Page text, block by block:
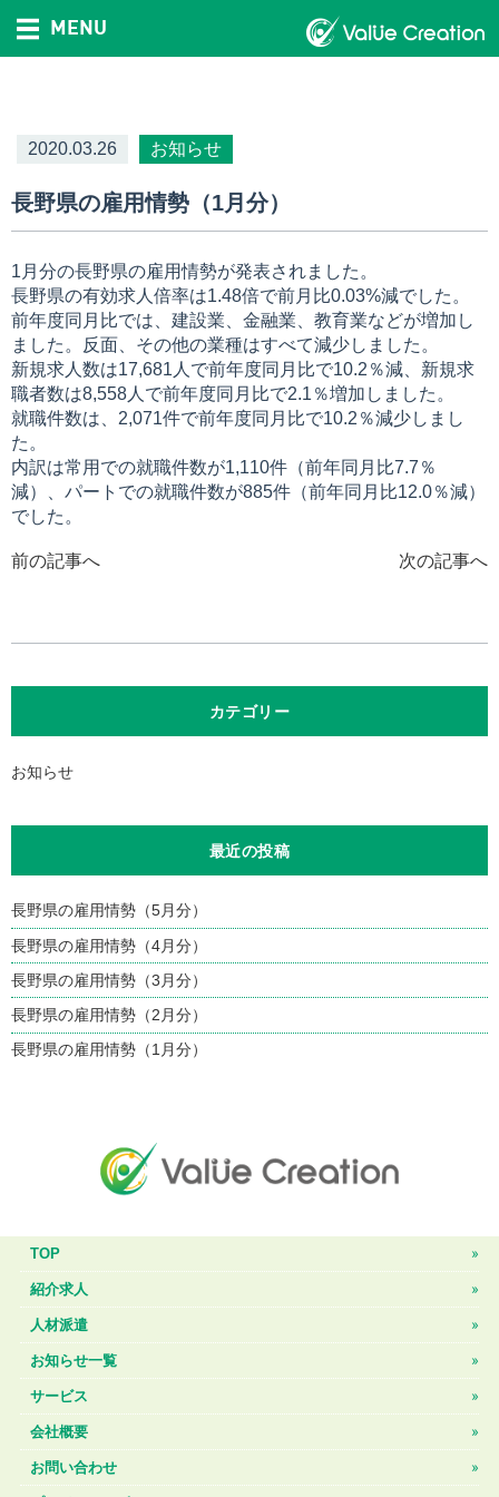
MENU
2020.03.26 お知らせ
長野県の雇用情勢（1月分）
1月分の長野県の雇用情勢が発表されました。
長野県の有効求人倍率は1.48倍で前月比0.03%減でした。
前年度同月比では、建設業、金融業、教育業などが増加し
ました。反面、その他の業種はすべて減少しました。
新規求人数は17,681人で前年度同月比で10.2％減、新規求
職者数は8,558人で前年度同月比で2.1％増加しました。
就職件数は、2,071件で前年度同月比で10.2％減少しまし
た。
内訳は常用での就職件数が1,110件（前年同月比7.7％
減）、パートでの就職件数が885件（前年同月比12.0％減）
でした。
前の記事へ 次の記事へ
カテゴリー
お知らせ
最近の投稿
長野県の雇用情勢（5月分）
長野県の雇用情勢（4月分）
長野県の雇用情勢（3月分）
長野県の雇用情勢（2月分）
長野県の雇用情勢（1月分）
TOP
紹介求人
人材派遣
お知らせ一覧
サービス
会社概要
お問い合わせ